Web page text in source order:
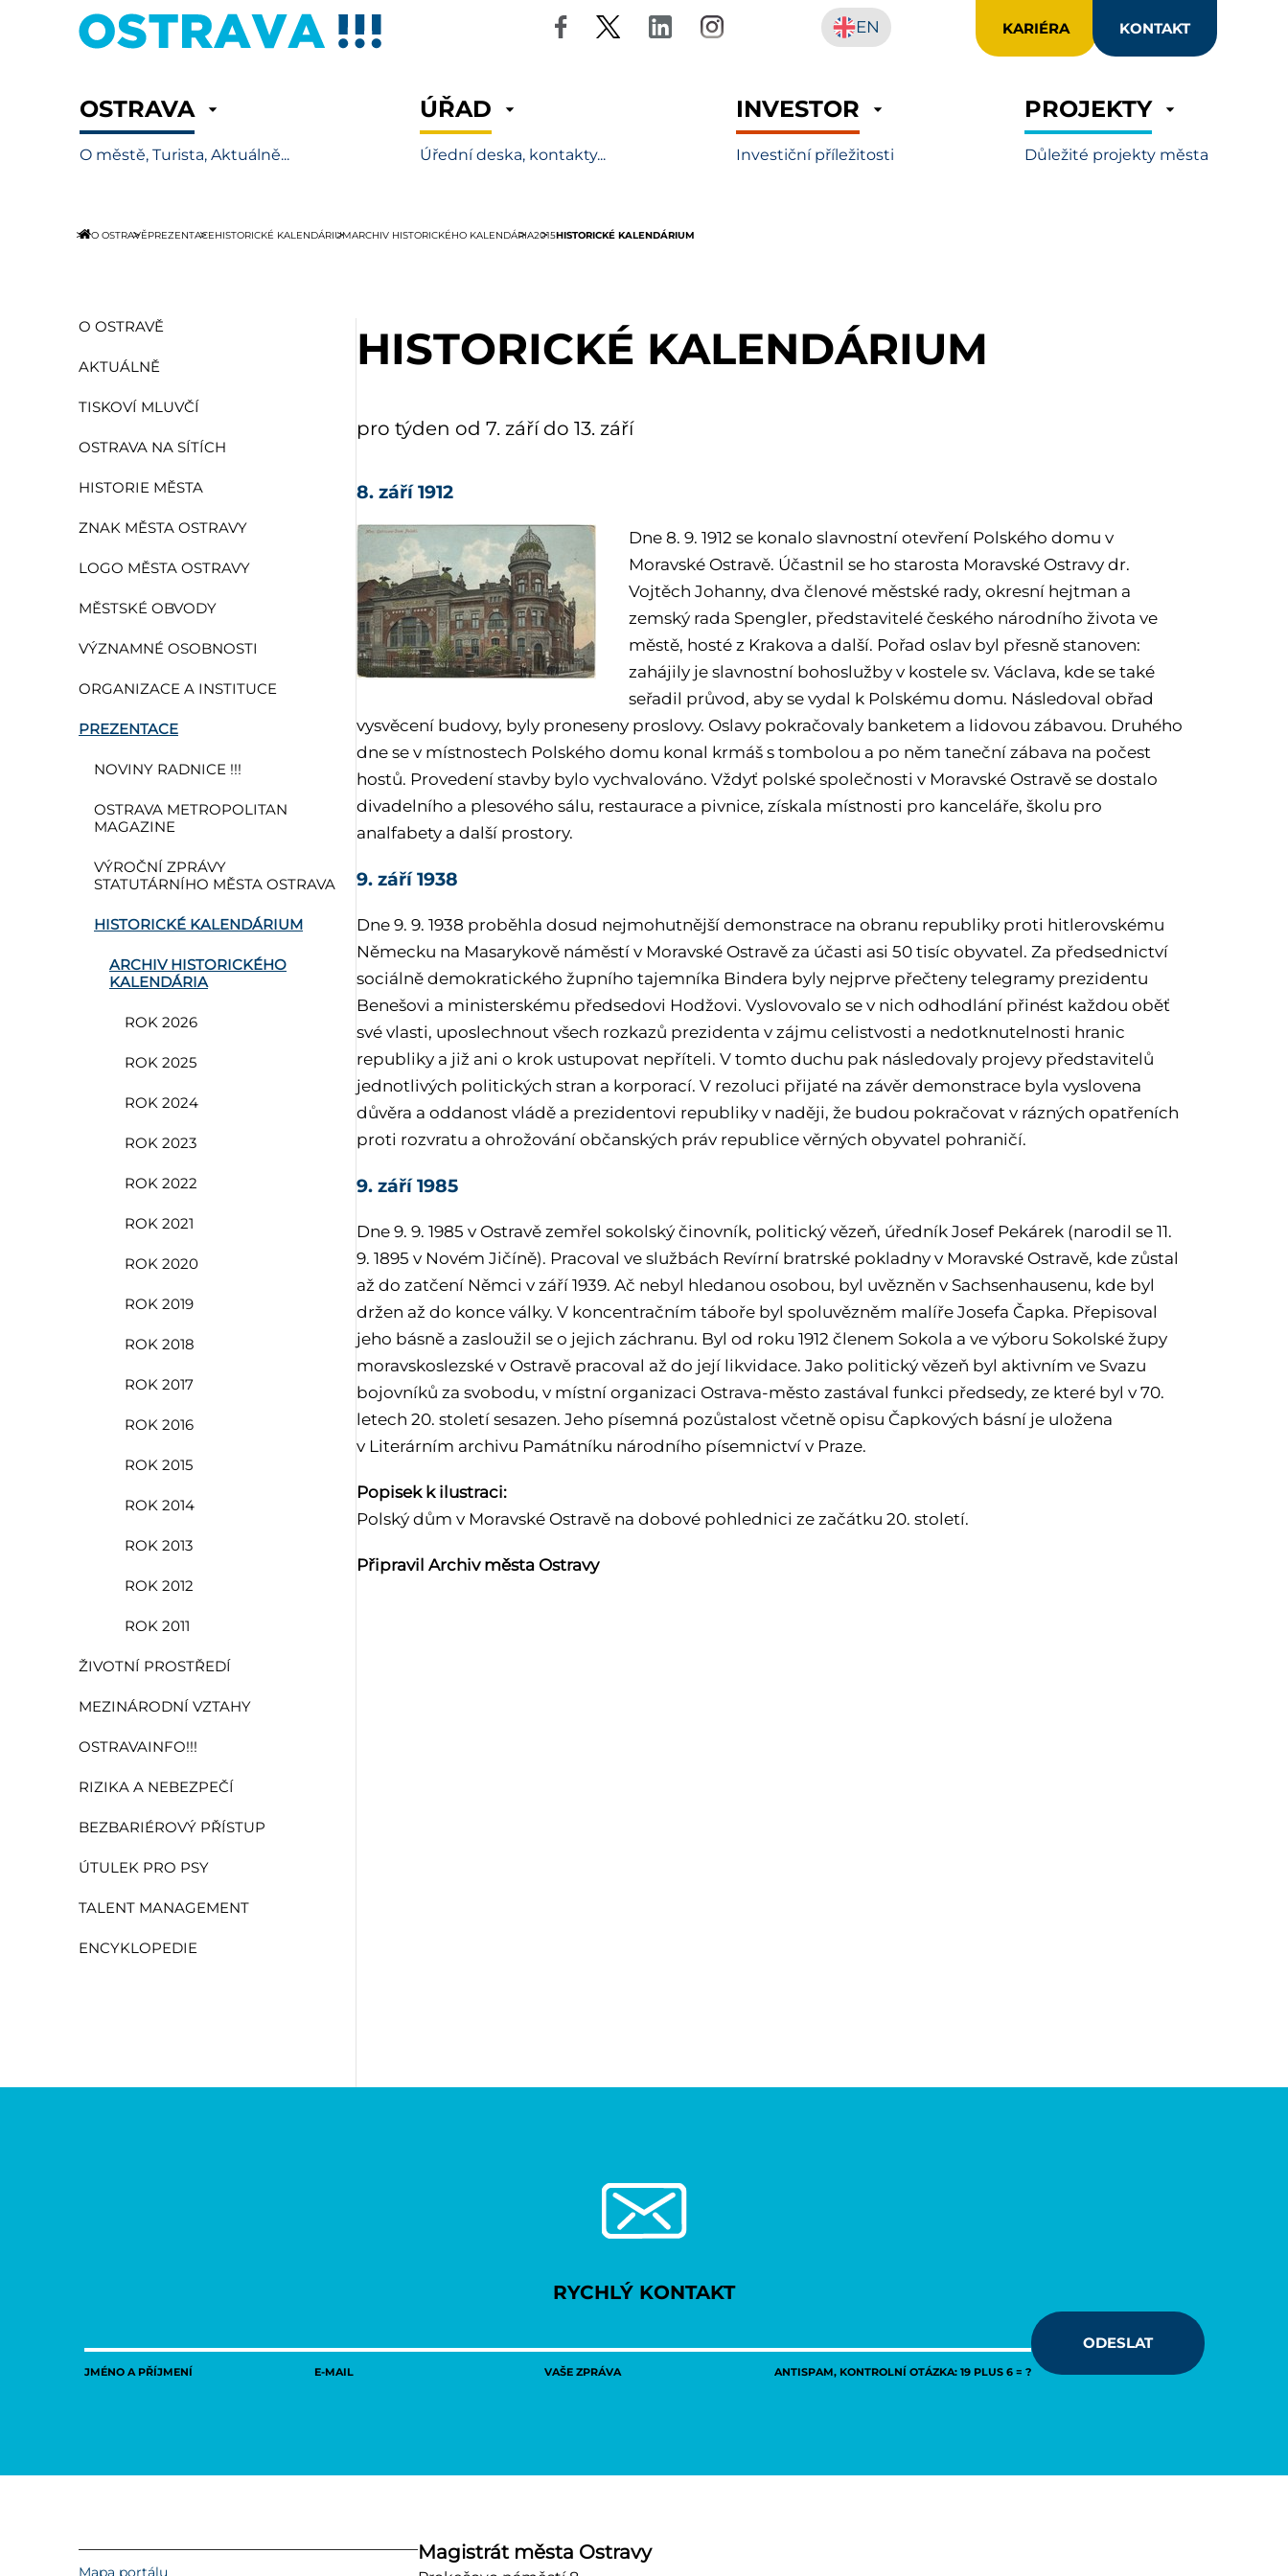
KARIÉRA KONTAKT
EN
OSTRAVA
O městě, Turista, Aktuálně...
ÚŘAD
Úřední deska, kontakty...
INVESTOR
Investiční příležitosti
PROJEKTY
Důležité projekty města
O OSTRAVĚPREZENTACEHISTORICKÉ KALENDÁRIUMARCHIV HISTORICKÉHO KALENDÁRIA2015HISTORICKÉ KALENDÁRIUM
O OSTRAVĚ
AKTUÁLNĚ
TISKOVÍ MLUVČÍ
OSTRAVA NA SÍTÍCH
HISTORIE MĚSTA
ZNAK MĚSTA OSTRAVY
LOGO MĚSTA OSTRAVY
MĚSTSKÉ OBVODY
VÝZNAMNÉ OSOBNOSTI
ORGANIZACE A INSTITUCE
PREZENTACE
NOVINY RADNICE !!!
OSTRAVA METROPOLITAN
MAGAZINE
VÝROČNÍ ZPRÁVY
STATUTÁRNÍHO MĚSTA OSTRAVA
HISTORICKÉ KALENDÁRIUM
ARCHIV HISTORICKÉHO
KALENDÁRIA
ROK 2026
ROK 2025
ROK 2024
ROK 2023
ROK 2022
ROK 2021
ROK 2020
ROK 2019
ROK 2018
ROK 2017
ROK 2016
ROK 2015
ROK 2014
ROK 2013
ROK 2012
ROK 2011
ŽIVOTNÍ PROSTŘEDÍ
MEZINÁRODNÍ VZTAHY
OSTRAVAINFO!!!
RIZIKA A NEBEZPEČÍ
BEZBARIÉROVÝ PŘÍSTUP
ÚTULEK PRO PSY
TALENT MANAGEMENT
ENCYKLOPEDIE
HISTORICKÉ KALENDÁRIUM
pro týden od 7. září do 13. září
8. září 1912
Dne 8. 9. 1912 se konalo slavnostní otevření Polského domu v
Moravské Ostravě. Účastnil se ho starosta Moravské Ostravy dr.
Vojtěch Johanny, dva členové městské rady, okresní hejtman a
zemský rada Spengler, představitelé českého národního života ve
městě, hosté z Krakova a další. Pořad oslav byl přesně stanoven:
zahájily je slavnostní bohoslužby v kostele sv. Václava, kde se také
seřadil průvod, aby se vydal k Polskému domu. Následoval obřad
vysvěcení budovy, byly proneseny proslovy. Oslavy pokračovaly banketem a lidovou zábavou. Druhého
dne se v místnostech Polského domu konal krmáš s tombolou a po něm taneční zábava na počest
hostů. Provedení stavby bylo vychvalováno. Vždyť polské společnosti v Moravské Ostravě se dostalo
divadelního a plesového sálu, restaurace a pivnice, získala místnosti pro kanceláře, školu pro
analfabety a další prostory.
9. září 1938
Dne 9. 9. 1938 proběhla dosud nejmohutnější demonstrace na obranu republiky proti hitlerovskému
Německu na Masarykově náměstí v Moravské Ostravě za účasti asi 50 tisíc obyvatel. Za předsednictví
sociálně demokratického župního tajemníka Bindera byly nejprve přečteny telegramy prezidentu
Benešovi a ministerskému předsedovi Hodžovi. Vyslovovalo se v nich odhodlání přinést každou oběť
své vlasti, uposlechnout všech rozkazů prezidenta v zájmu celistvosti a nedotknutelnosti hranic
republiky a již ani o krok ustupovat nepříteli. V tomto duchu pak následovaly projevy představitelů
jednotlivých politických stran a korporací. V rezoluci přijaté na závěr demonstrace byla vyslovena
důvěra a oddanost vládě a prezidentovi republiky v naději, že budou pokračovat v rázných opatřeních
proti rozvratu a ohrožování občanských práv republice věrných obyvatel pohraničí.
9. září 1985
Dne 9. 9. 1985 v Ostravě zemřel sokolský činovník, politický vězeň, úředník Josef Pekárek (narodil se 11.
9. 1895 v Novém Jičíně). Pracoval ve službách Revírní bratrské pokladny v Moravské Ostravě, kde zůstal
až do zatčení Němci v září 1939. Ač nebyl hledanou osobou, byl uvězněn v Sachsenhausenu, kde byl
držen až do konce války. V koncentračním táboře byl spoluvězněm malíře Josefa Čapka. Přepisoval
jeho básně a zasloužil se o jejich záchranu. Byl od roku 1912 členem Sokola a ve výboru Sokolské župy
moravskoslezské v Ostravě pracoval až do její likvidace. Jako politický vězeň byl aktivním ve Svazu
bojovníků za svobodu, v místní organizaci Ostrava-město zastával funkci předsedy, ze které byl v 70.
letech 20. století sesazen. Jeho písemná pozůstalost včetně opisu Čapkových básní je uložena
v Literárním archivu Památníku národního písemnictví v Praze.
Popisek k ilustraci:
Polský dům v Moravské Ostravě na dobové pohlednici ze začátku 20. století.
Připravil Archiv města Ostravy
RYCHLÝ KONTAKT
JMÉNO A PŘÍJMENÍ E-MAIL VAŠE ZPRÁVA ANTISPAM, KONTROLNÍ OTÁZKA: 19 PLUS 6 = ?
ODESLAT
Magistrát města Ostravy